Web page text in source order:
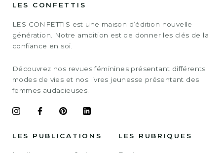
LES CONFETTIS
LES CONFETTIS est une maison d’édition nouvelle
génération. Notre ambition est de donner les clés de la
confiance en soi.
Découvrez nos revues féminines présentant différents
modes de vies et nos livres jeunesse présentant des
femmes audacieuses.
LES PUBLICATIONS LES RUBRIQUES